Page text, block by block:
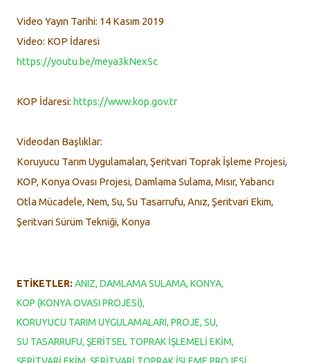
Video Yayın Tarihi: 14 Kasım 2019
Video: KOP İdaresi
https://youtu.be/meya3kNexSc
KOP İdaresi: https://www.kop.gov.tr
Videodan Başlıklar:
Koruyucu Tarım Uygulamaları, Şeritvari Toprak İşleme Projesi,
KOP, Konya Ovası Projesi, Damlama Sulama, Mısır, Yabancı
Otla Mücadele, Nem, Su, Su Tasarrufu, Anız, Şeritvari Ekim,
Şeritvari Sürüm Tekniği, Konya
ETIKETLER: ANIZ DAMLAMA SULAMA KONYA
KOP (KONYA OVASI PROJESI)
KORUYUCU TARIM UYGULAMALARI PROJE SU
SU TASARRUFU ŞERITSEL TOPRAK İŞLEMELI EKIM
ŞERITVARI EKIM ŞERITVARI TOPRAK İŞLEME PROJESI